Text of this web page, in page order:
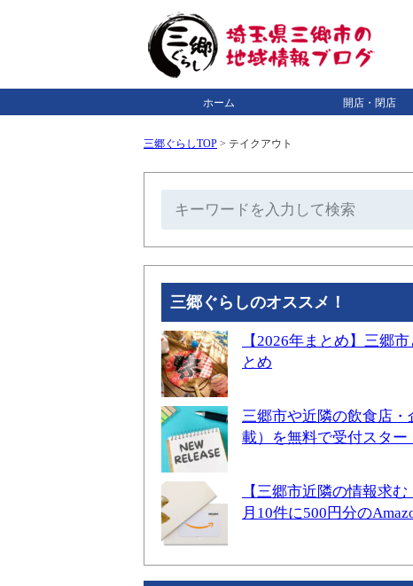
ホーム 開店・閉店
三郷ぐらしTOP > テイクアウト
三郷ぐらしのオススメ！
【2026年まとめ】三郷
とめ
三郷市や近隣の飲食店
載）を無料で受付スター
【三郷市近隣の情報求
月10件に500円分の